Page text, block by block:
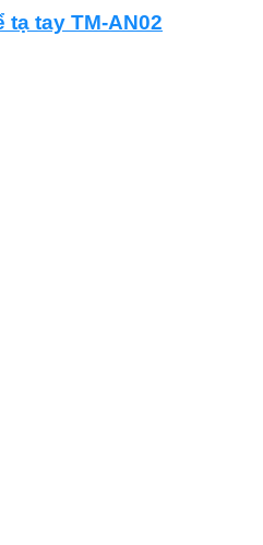
tạ tay TM-AN02